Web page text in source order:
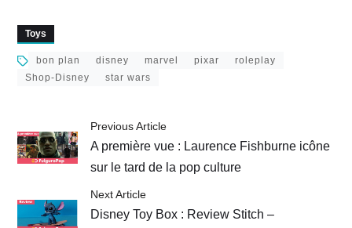
Ultraman…
Toys
bon plan disney marvel pixar
roleplay
Shop-Disney
star wars
Previous Article
A première vue : Laurence Fishburne icône
sur le tard de la pop culture
Next Article
Disney Toy Box : Review Stitch –